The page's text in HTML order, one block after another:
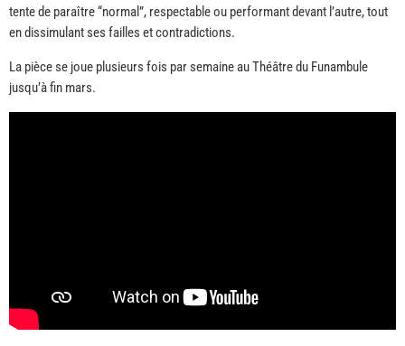
tente de paraître “normal”, respectable ou performant devant l’autre, tout
en dissimulant ses failles et contradictions.
La pièce se joue plusieurs fois par semaine au Théâtre du Funambule
jusqu’à fin mars.